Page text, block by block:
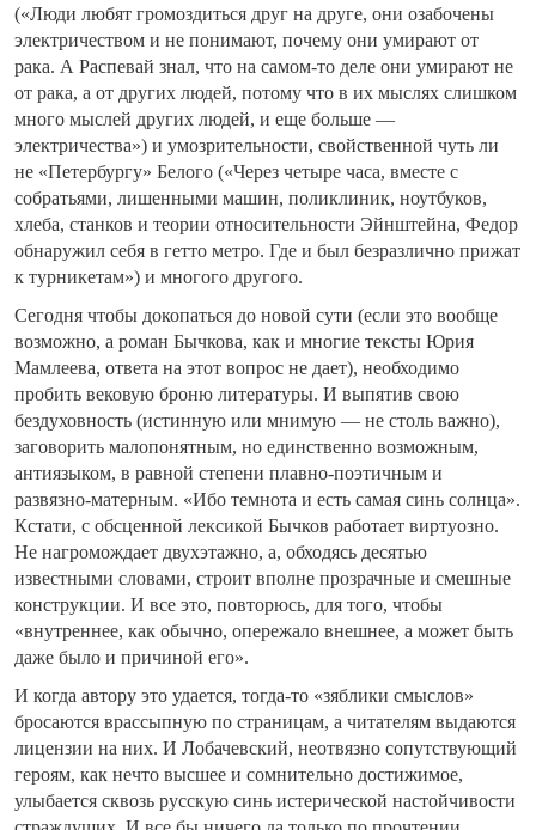
(«Люди любят громоздиться друг на друге, они озабочены
электричеством и не понимают, почему они умирают от
рака. А Распевай знал, что на самом-то деле они умирают не
от рака, а от других людей, потому что в их мыслях слишком
много мыслей других людей, и еще больше —
электричества») и умозрительности, свойственной чуть ли
не «Петербургу» Белого («Через четыре часа, вместе с
собратьями, лишенными машин, поликлиник, ноутбуков,
хлеба, станков и теории относительности Эйнштейна, Федор
обнаружил себя в гетто метро. Где и был безразлично прижат
к турникетам») и многого другого.
Сегодня чтобы докопаться до новой сути (если это вообще
возможно, а роман Бычкова, как и многие тексты Юрия
Мамлеева, ответа на этот вопрос не дает), необходимо
пробить вековую броню литературы. И выпятив свою
бездуховность (истинную или мнимую — не столь важно),
заговорить малопонятным, но единственно возможным,
антиязыком, в равной степени плавно-поэтичным и
развязно-матерным. «Ибо темнота и есть самая синь солнца».
Кстати, с обсценной лексикой Бычков работает виртуозно.
Не нагромождает двухэтажно, а, обходясь десятью
известными словами, строит вполне прозрачные и смешные
конструкции. И все это, повторюсь, для того, чтобы
«внутреннее, как обычно, опережало внешнее, а может быть
даже было и причиной его».
И когда автору это удается, тогда-то «зяблики смыслов»
бросаются врассыпную по страницам, а читателям выдаются
лицензии на них. И Лобачевский, неотвязно сопутствующий
героям, как нечто высшее и сомнительно достижимое,
улыбается сквозь русскую синь истерической настойчивости